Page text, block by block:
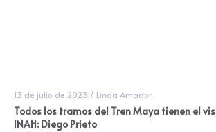
13 de julio de 2023 / Linda Amador
Todos los tramos del Tren Maya tienen el
INAH: Diego Prieto